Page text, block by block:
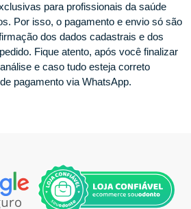
para profissionais da saúde
Por isso, o pagamento e envio só são
dos dados cadastrais e dos
Fique atento, após você finalizar
e caso tudo esteja correto
pagamento via WhatsApp.